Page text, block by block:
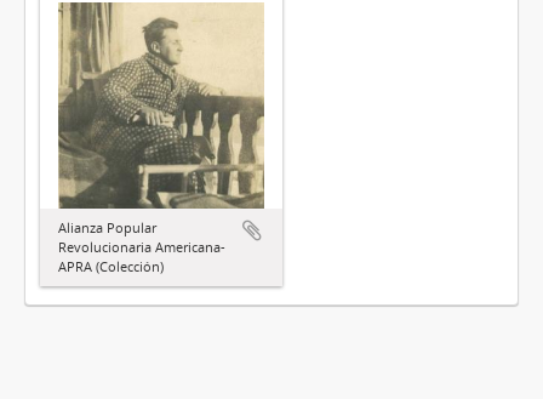
Alianza Popular
Revolucionaria Americana-
APRA (Colección)